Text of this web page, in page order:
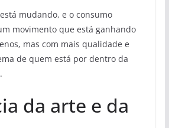
mudando, e o consumo
movimento que está ganhando
mas com mais qualidade e
de quem está por dentro da
da arte e da